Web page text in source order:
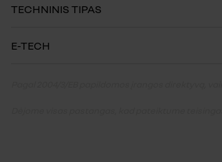
TECHNINIS TIPAS
E-TECH